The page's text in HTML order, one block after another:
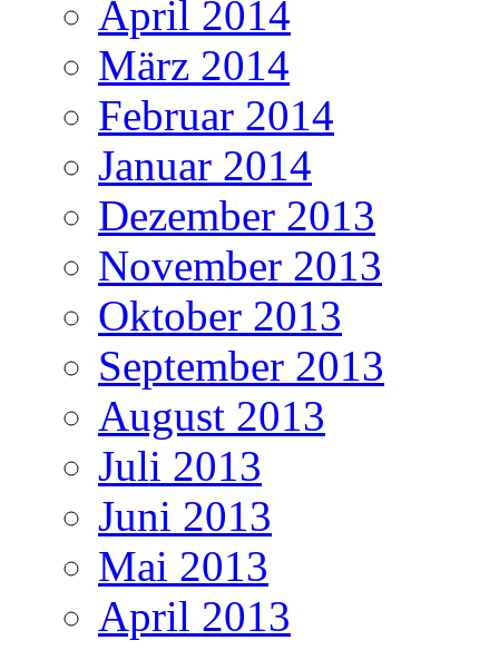
April 2014
März 2014
Februar 2014
Januar 2014
Dezember 2013
November 2013
Oktober 2013
September 2013
August 2013
Juli 2013
Juni 2013
Mai 2013
April 2013